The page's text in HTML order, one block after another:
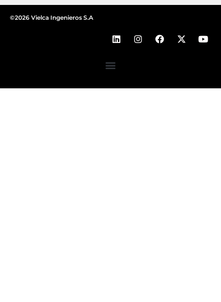
©2026 Vielca Ingenieros S.A